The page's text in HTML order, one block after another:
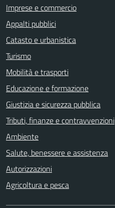
Imprese e commercio
Appalti pubblici
Catasto e urbanistica
Turismo
Mobilità e trasporti
Educazione e formazione
Giustizia e sicurezza pubblica
Tributi, finanze e contravvenzioni
Ambiente
Salute, benessere e assistenza
Autorizzazioni
Agricoltura e pesca